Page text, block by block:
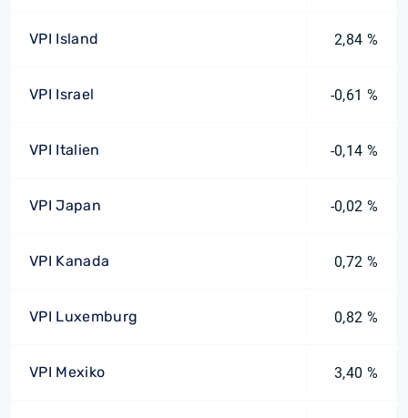
VPI Island 2,84 %
VPI Israel -0,61 %
VPI Italien -0,14 %
VPI Japan -0,02 %
VPI Kanada 0,72 %
VPI Luxemburg 0,82 %
VPI Mexiko 3,40 %